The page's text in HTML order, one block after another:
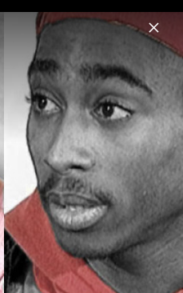
Menu
Videos Fotos Biografie